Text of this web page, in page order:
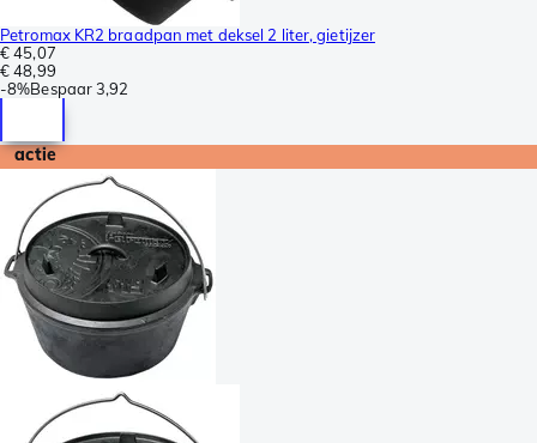
Petromax KR2 braadpan met deksel 2 liter, gietijzer
€ 45,07
€ 48,99
-8%Bespaar3,92
actie